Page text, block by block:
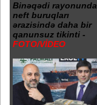
Binəqədi rayonunda
neft buruqları
ərazisində daha bir
qanunsuz tikinti -
FOTO/VİDEO